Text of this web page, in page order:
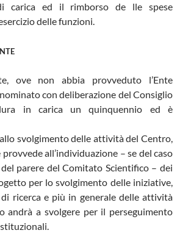
carica ed il rimborso de lle spese
delle funzioni.
ove non abbia provveduto l’Ente
con deliberazione del Consiglio
in carica un quinquennio ed è
svolgimento delle attività del Centro,
all’individuazione – se del caso
parere del Comitato Scientifico – dei
per lo svolgimento delle iniziative,
ricerca e più in generale delle attività
andrà a svolgere per il perseguimento